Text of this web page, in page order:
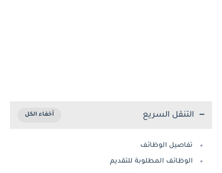
التنقل السريع
تفاصيل الوظائف
الوظائف المطلوبة للتقديم